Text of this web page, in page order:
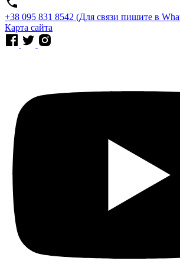
⁨+38 095 831 8542⁩ (Для связи пишите в
Карта сайта